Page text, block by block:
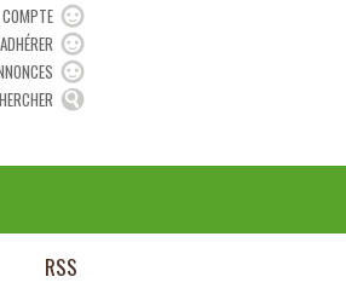
ADHÉRER
RSS